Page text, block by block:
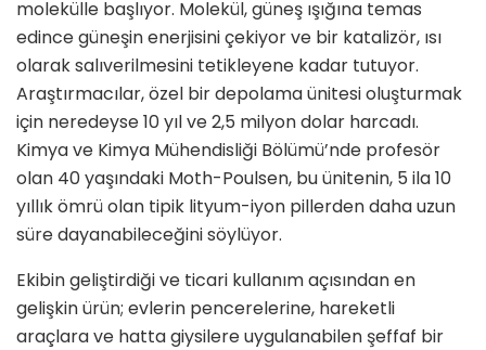
molekülle başlıyor. Molekül, güneş ışığına temas
edince güneşin enerjisini çekiyor ve bir katalizör, ısı
olarak salıverilmesini tetikleyene kadar tutuyor.
Araştırmacılar, özel bir depolama ünitesi oluşturmak
için neredeyse 10 yıl ve 2,5 milyon dolar harcadı.
Kimya ve Kimya Mühendisliği Bölümü’nde profesör
olan 40 yaşındaki Moth-Poulsen, bu ünitenin, 5 ila 10
yıllık ömrü olan tipik lityum-iyon pillerden daha uzun
süre dayanabileceğini söylüyor.
Ekibin geliştirdiği ve ticari kullanım açısından en
gelişkin ürün; evlerin pencerelerine, hareketli
araçlara ve hatta giysilere uygulanabilen şeffaf bir